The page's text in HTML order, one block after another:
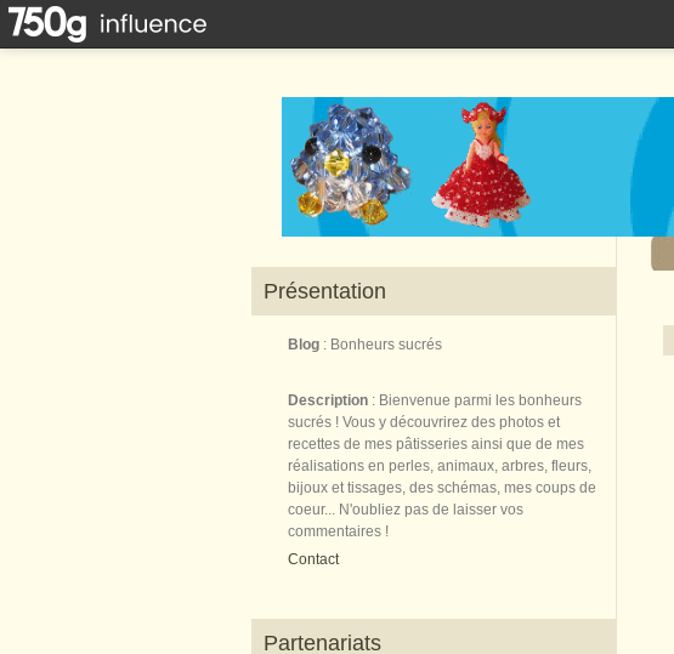
Présentation
Blog : Bonheurs sucrés
Description : Bienvenue parmi les bonheurs
sucrés ! Vous y découvrirez des photos et
recettes de mes pâtisseries ainsi que de mes
réalisations en perles, animaux, arbres, fleurs,
bijoux et tissages, des schémas, mes coups de
coeur... N'oubliez pas de laisser vos
commentaires !
Contact
Partenariats